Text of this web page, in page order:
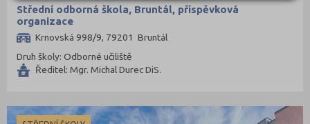
Střední odborná škola, Bruntál, příspěvková
organizace
Krnovská 998/9, 79201 Bruntál
Druh školy: Odborné učiliště
Ředitel: Mgr. Michal Durec DiS.